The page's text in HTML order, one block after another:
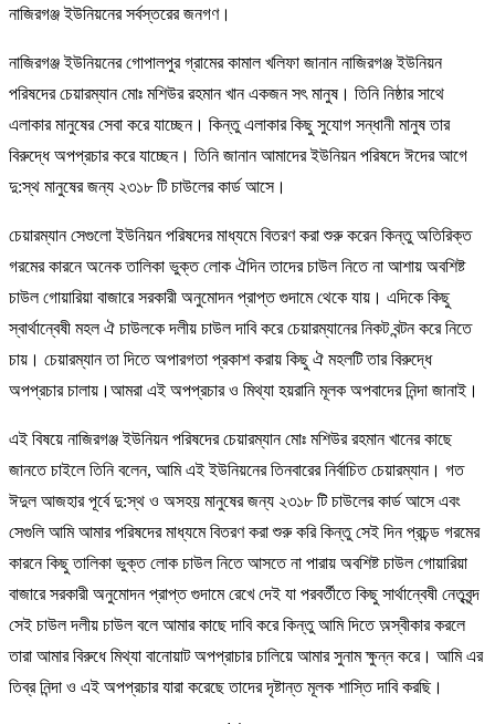
নাজিরগঞ্জ ইউনিয়নের সর্বস্তরের জনগণ।
নাজিরগঞ্জ ইউনিয়নের গোপালপুর গ্রামের কামাল খলিফা জানান নাজিরগঞ্জ ইউনিয়ন
পরিষদের চেয়ারম্যান মোঃ মশিউর রহমান খান একজন সৎ মানুষ। তিনি নিষ্ঠার সাথে
এলাকার মানুষের সেবা করে যাচ্ছেন। কিন্তু এলাকার কিছু সুযোগ সন্ধানী মানুষ তার
বিরুদ্ধে অপপ্রচার করে যাচ্ছেন। তিনি জানান আমাদের ইউনিয়ন পরিষদে ঈদের আগে
দু:স্থ মানুষের জন্য ২৩১৮ টি চাউলের কার্ড আসে।
চেয়ারম্যান সেগুলো ইউনিয়ন পরিষদের মাধ্যমে বিতরণ করা শুরু করেন কিন্তু অতিরিক্ত
গরমের কারনে অনেক তালিকা ভুক্ত লোক ঐদিন তাদের চাউল নিতে না আশায় অবশিষ্ট
চাউল গোয়ারিয়া বাজারে সরকারী অনুমোদন প্রাপ্ত গুদামে থেকে যায়। এদিকে কিছু
স্বার্থান্বেষী মহল ঐ চাউলকে দলীয় চাউল দাবি করে চেয়ারম্যানের নিকট বন্টন করে নিতে
চায়। চেয়ারম্যান তা দিতে অপারগতা প্রকাশ করায় কিছু ঐ মহলটি তার বিরুদ্ধে
অপপ্রচার চালায়।আমরা এই অপপ্রচার ও মিথ্যা হয়রানি মূলক অপবাদের নিন্দা জানাই।
এই বিষয়ে নাজিরগঞ্জ ইউনিয়ন পরিষদের চেয়ারম্যান মোঃ মশিউর রহমান খানের কাছে
জানতে চাইলে তিনি বলেন, আমি এই ইউনিয়নের তিনবারের নির্বাচিত চেয়ারম্যান। গত
ঈদুল আজহার পূর্বে দু:স্থ ও অসহয় মানুষের জন্য ২৩১৮ টি চাউলের কার্ড আসে এবং
সেগুলি আমি আমার পরিষদের মাধ্যমে বিতরণ করা শুরু করি কিন্তু সেই দিন প্রচন্ড গরমের
কারনে কিছু তালিকা ভুক্ত লোক চাউল নিতে আসতে না পারায় অবশিষ্ট চাউল গোয়ারিয়া
বাজারে সরকারী অনুমোদন প্রাপ্ত গুদামে রেখে দেই যা পরবর্তীতে কিছু সার্থান্বেষী নেতৃবৃন্দ
সেই চাউল দলীয় চাউল বলে আমার কাছে দাবি করে কিন্তু আমি দিতে অ়স্বীকার করলে
তারা আমার বিরুধে মিথ্যা বানোয়াট অপপ্রাচার চালিয়ে আমার সুনাম ক্ষুন্ন করে। আমি এর
তিব্র নিন্দা ও এই অপপ্রচার যারা করেছে তাদের দৃষ্টান্ত মূলক শাস্তি দাবি করছি।